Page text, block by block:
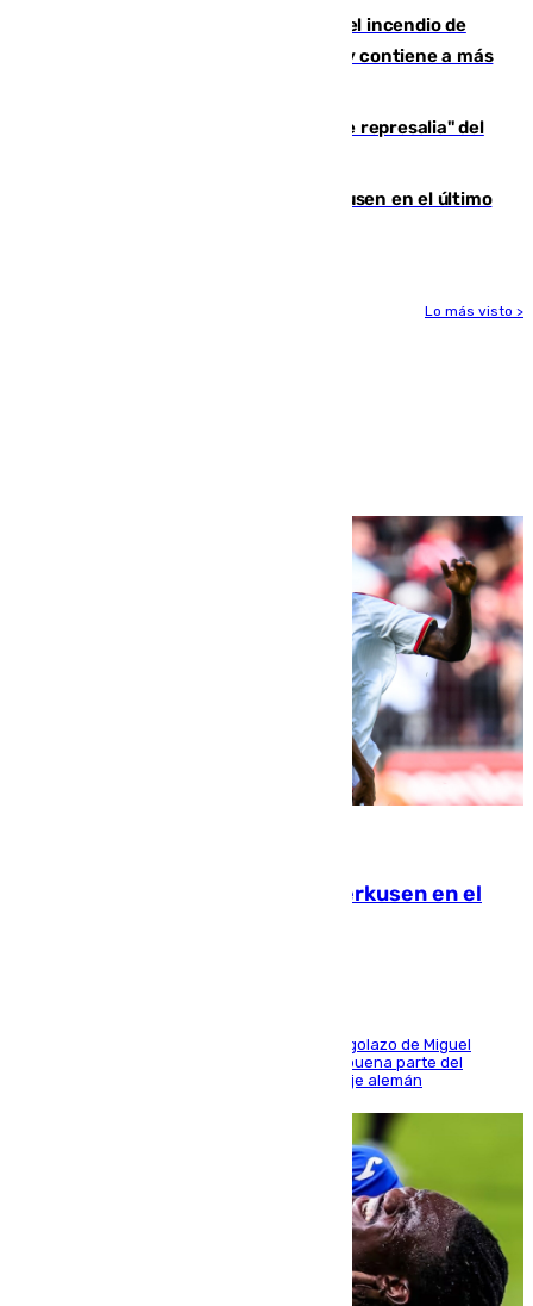
340 personas más desalojadas por el incendio de
Niebla, que mantiene a 410 evacuadas y contiene a más
Italia responde ante las "medidas de represalia" del
El Sevilla se desinfla ante el Leverkusen en el último
Lo más visto >
El Sevilla se desinfla ante el Leverkusen en el
El conjunto de Luis García se adelantó con un golazo de Miguel
Sierra y ofreció buenas sensaciones durante buena parte del
encuentro, pero acabó cediendo ante el empuje alemán